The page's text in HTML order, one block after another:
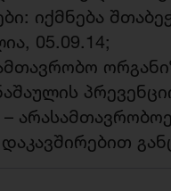
იქმნება
05.09.14;
–